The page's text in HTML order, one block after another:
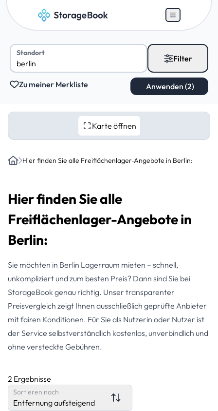
Standort
Filter
Zu meiner Merkliste
Karte öffnen
Hier finden Sie alle Freiflächenlager-Angebote in Berlin:
Hier finden Sie alle
Freiflächenlager-Angebote in
Berlin:
Sie möchten in Berlin Lagerraum mieten – schnell,
unkompliziert und zum besten Preis? Dann sind Sie bei
StorageBook genau richtig. Unser transparenter
Preisvergleich zeigt Ihnen ausschließlich geprüfte Anbieter
mit fairen Konditionen. Für Sie als Nutzerin oder Nutzer ist
der Service selbstverständlich kostenlos, unverbindlich und
ohne versteckte Gebühren.
2 Ergebnisse
Sortieren nach
Entfernung aufsteigend